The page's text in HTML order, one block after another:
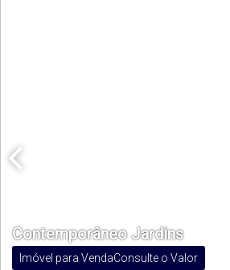
Contemporâneo Jardins
Consulte o Valor
Imóvel para Venda